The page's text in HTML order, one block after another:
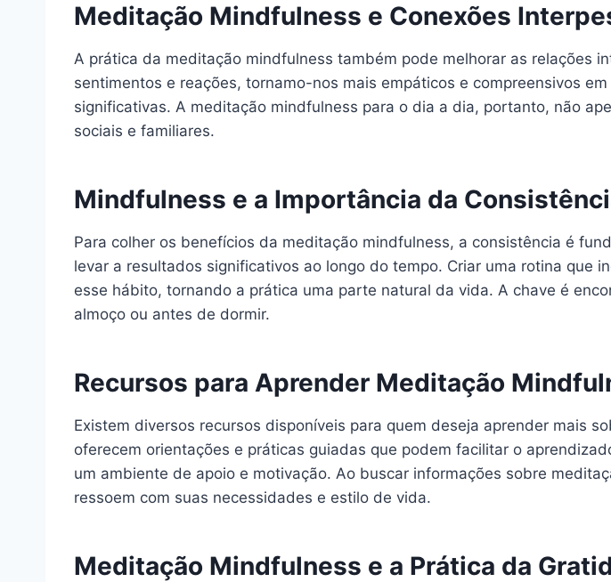
Meditação Mindfulness e Conexões
A prática da meditação mindfulness também pode melhorar as relações
sentimentos e reações, tornamo-nos mais empáticos e compreensivos
significativas. A meditação mindfulness para o dia a dia, portanto, não
sociais e familiares.
Mindfulness e a Importância da
Para colher os benefícios da meditação mindfulness, a consistência é
levar a resultados significativos ao longo do tempo. Criar uma rotina que
esse hábito, tornando a prática uma parte natural da vida. A chave é
almoço ou antes de dormir.
Recursos para Aprender Meditação
Existem diversos recursos disponíveis para quem deseja aprender mais
oferecem orientações e práticas guiadas que podem facilitar o
um ambiente de apoio e motivação. Ao buscar informações sobre
ressoem com suas necessidades e estilo de vida.
Meditação Mindfulness e a Prática da